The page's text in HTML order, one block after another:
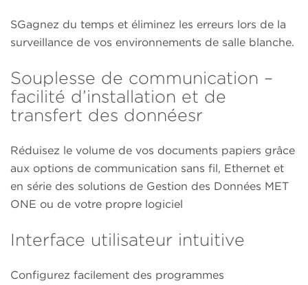
SGagnez du temps et éliminez les erreurs lors de la
surveillance de vos environnements de salle blanche.
Souplesse de communication –
facilité d’installation et de
transfert des donnéesr
Réduisez le volume de vos documents papiers grâce
aux options de communication sans fil, Ethernet et
en série des solutions de Gestion des Données MET
ONE ou de votre propre logiciel
Interface utilisateur intuitive
Configurez facilement des programmes